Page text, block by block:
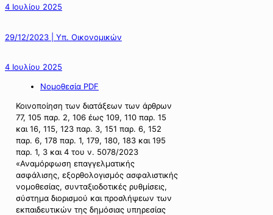
4 Ιουλίου 2025
29/12/2023 | Υπ. Οικονομικών
4 Ιουλίου 2025
Νομοθεσία PDF
Κοινοποίηση των διατάξεων των άρθρων
77, 105 παρ. 2, 106 έως 109, 110 παρ. 15
και 16, 115, 123 παρ. 3, 151 παρ. 6, 152
παρ. 6, 178 παρ. 1, 179, 180, 183 και 195
παρ. 1, 3 και 4 του ν. 5078/2023
«Αναμόρφωση επαγγελματικής
ασφάλισης, εξορθολογισμός ασφαλιστικής
νομοθεσίας, συνταξιοδοτικές ρυθμίσεις,
σύστημα διορισμού και προσλήψεων των
εκπαιδευτικών της δημόσιας υπηρεσίας